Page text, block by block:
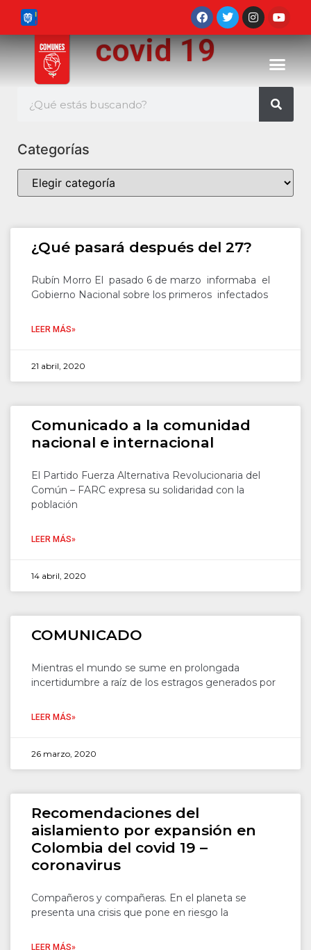
covid 19
Categorías
¿Qué pasará después del 27?
Rubín Morro El pasado 6 de marzo informaba el
Gobierno Nacional sobre los primeros infectados
LEER MÁS»
21 abril, 2020
Comunicado a la comunidad
nacional e internacional
El Partido Fuerza Alternativa Revolucionaria del
Común – FARC expresa su solidaridad con la
población
LEER MÁS»
14 abril, 2020
COMUNICADO
Mientras el mundo se sume en prolongada
incertidumbre a raíz de los estragos generados por
LEER MÁS»
26 marzo, 2020
Recomendaciones del
aislamiento por expansión en
Colombia del covid 19 –
coronavirus
Compañeros y compañeras. En el planeta se
presenta una crisis que pone en riesgo la
LEER MÁS»